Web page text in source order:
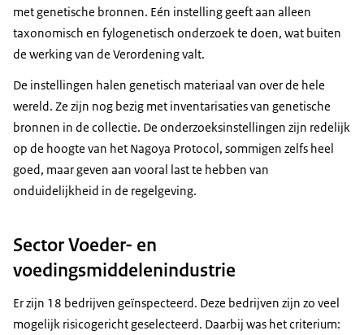
met genetische bronnen. Eén instelling geeft aan alleen
taxonomisch en fylogenetisch onderzoek te doen, wat buiten
de werking van de Verordening valt.
De instellingen halen genetisch materiaal van over de hele
wereld. Ze zijn nog bezig met inventarisaties van genetische
bronnen in de collectie. De onderzoeksinstellingen zijn redelijk
op de hoogte van het Nagoya Protocol, sommigen zelfs heel
goed, maar geven aan vooral last te hebben van
onduidelijkheid in de regelgeving.
Sector Voeder- en
voedingsmiddelenindustrie
Er zijn 18 bedrijven geïnspecteerd. Deze bedrijven zijn zo veel
mogelijk risicogericht geselecteerd. Daarbij was het criterium: